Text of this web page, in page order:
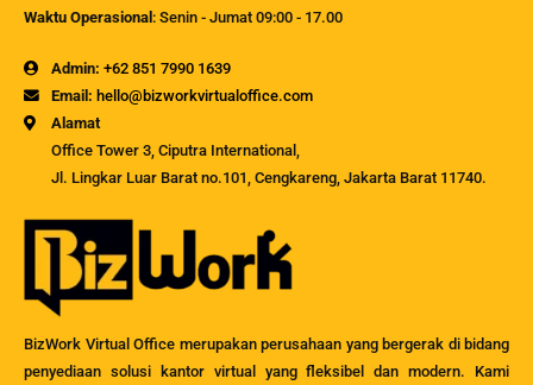
Waktu Operasional : Senin - Jumat 09:00 - 17.00
Admin: +62 851 7990 1639
Email: hello@bizworkvirtualoffice.com
Alamat
Office Tower 3, Ciputra International,
Jl. Lingkar Luar Barat no.101, Cengkareng, Jakarta Barat 11740.
BizWork Virtual Office merupakan perusahaan yang bergerak di bidang
penyediaan solusi kantor virtual yang fleksibel dan modern. Kami